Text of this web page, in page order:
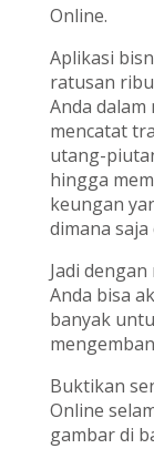
Online.
Aplikasi
ratusan
Anda
mencatat
utang-
hingga
keungan
dimana
Jadi
Anda bisa
banyak
Buktikan
Online
gambar di